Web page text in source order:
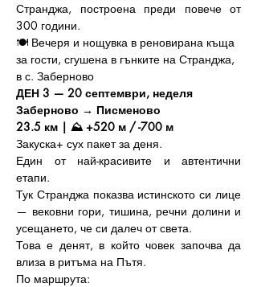
Странджа, построена преди повече от
300 години.
🍽️ Вечеря и нощувка в реновирана къща
за гости, сгушена в гънките на Странджа,
в с. Заберново
ДЕН 3 — 20 септември, неделя
Заберново → Писменово
23.5 км | ⛰️ +520 м / -700 м
Закуска+ сух пакет за деня.
Един от най-красивите и автентични
етапи.
Тук Странджа показва истинското си лице
— вековни гори, тишина, речни долини и
усещането, че си далеч от света.
Това е денят, в който човек започва да
влиза в ритъма на Пътя.
По маршрута: